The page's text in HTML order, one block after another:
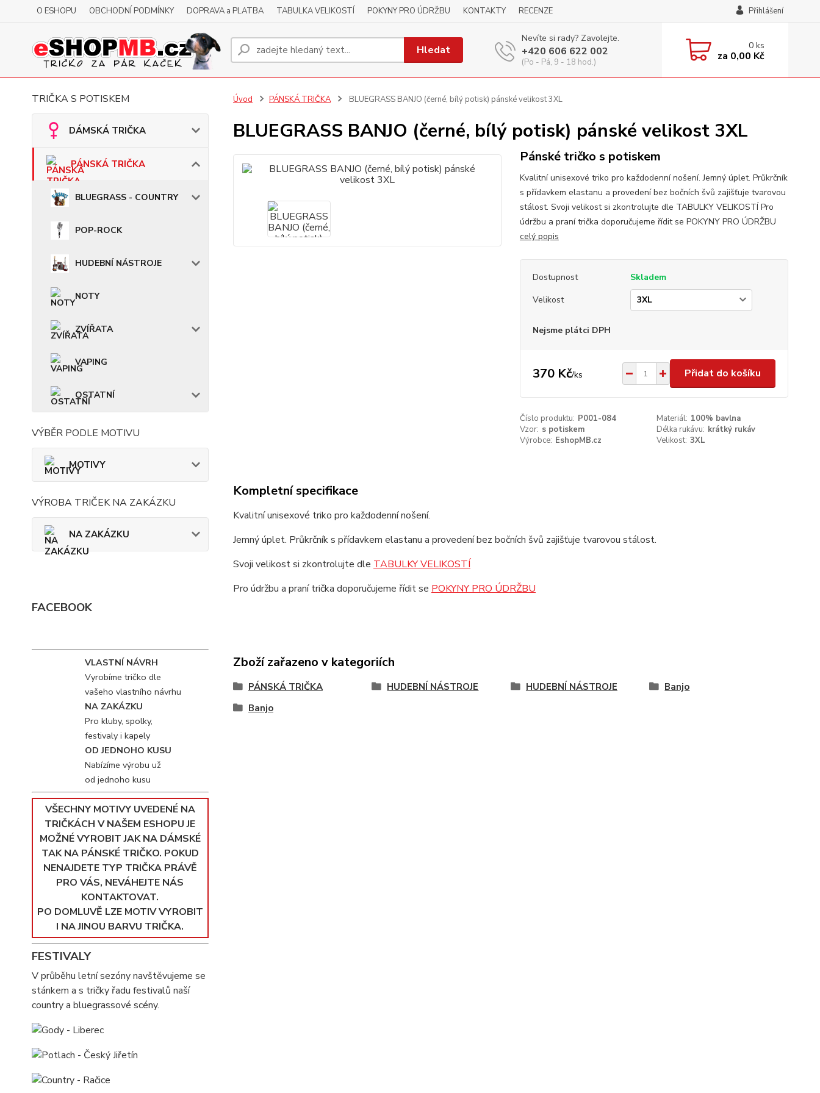
O ESHOPU OBCHODNÍ PODMÍNKY DOPRAVA a PLATBA TABULKA VELIKOSTÍ POKYNY PRO ÚDRŽBU KONTAKTY RECENZE Přihlášení
Hledat
Nevíte si rady? Zavolejte.
+420 606 622 002
(Po - Pá, 9 - 18 hod.)
0ks
za 0,00 Kč
TRIČKA S POTISKEM
DÁMSKÁ TRIČKA
PÁNSKÁ TRIČKA
BLUEGRASS - COUNTRY
POP-ROCK
HUDEBNÍ NÁSTROJE
NOTY
ZVÍŘATA
VAPING
OSTATNÍ
VÝBĚR PODLE MOTIVU
MOTIVY
VÝROBA TRIČEK NA ZAKÁZKU
NA ZAKÁZKU
FACEBOOK
VLASTNÍ NÁVRH
Vyrobíme tričko dle
vašeho vlastního návrhu
NA ZAKÁZKU
Pro kluby, spolky,
festivaly i kapely
OD JEDNOHO KUSU
Nabízíme výrobu už
od jednoho kusu
VŠECHNY MOTIVY UVEDENÉ NA
TRIČKÁCH V NAŠEM ESHOPU JE
MOŽNÉ VYROBIT JAK NA DÁMSKÉ
TAK NA PÁNSKÉ TRIČKO. POKUD
NENAJDETE TYP TRIČKA PRÁVĚ
PRO VÁS, NEVÁHEJTE NÁS
KONTAKTOVAT.
PO DOMLUVĚ LZE MOTIV VYROBIT
I NA JINOU BARVU TRIČKA.
FESTIVALY
V průběhu letní sezóny navštěvujeme se
stánkem a s tričky řadu festivalů naší
country a bluegrassové scény.
Úvod PÁNSKÁ TRIČKA BLUEGRASS BANJO (černé, bílý potisk) pánské velikost 3XL
BLUEGRASS BANJO (černé, bílý potisk) pánské velikost 3XL
Pánské tričko s potiskem
Kvalitní unisexové triko pro každodenní nošení. Jemný úplet. Průkrčník
s přídavkem elastanu a provedení bez bočních švů zajišťuje tvarovou
stálost. Svoji velikost si zkontrolujte dle TABULKY VELIKOSTÍ Pro
údržbu a praní trička doporučujeme řídit se POKYNY PRO ÚDRŽBU
celý popis
Dostupnost
Skladem
Velikost
Nejsme plátci DPH
370 Kč/ks Přidat do košíku
Číslo produktu: P001-084 Materiál: 100% bavlna
Vzor: s potiskem Délka rukávu: krátký rukáv
Výrobce: EshopMB.cz Velikost: 3XL
Kompletní specifikace
Kvalitní unisexové triko pro každodenní nošení.
Jemný úplet. Průkrčník s přídavkem elastanu a provedení bez bočních švů zajišťuje tvarovou stálost.
Svoji velikost si zkontrolujte dle TABULKY VELIKOSTÍ
Pro údržbu a praní trička doporučujeme řídit se POKYNY PRO ÚDRŽBU
Zboží zařazeno v kategoriích
PÁNSKÁ TRIČKA HUDEBNÍ NÁSTROJE HUDEBNÍ NÁSTROJE
Banjo
Banjo